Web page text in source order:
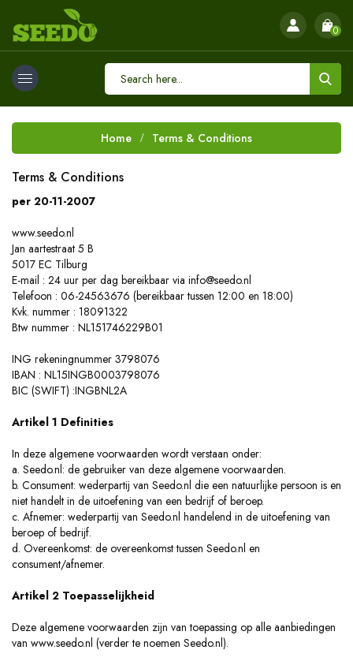
0
Home Terms & Conditions
Terms & Conditions
per 20-11-2007
www.seedo.nl
Jan aartestraat 5 B
5017 EC Tilburg
E-mail : 24 uur per dag bereikbaar via info@seedo.nl
Telefoon : 06-24563676 (bereikbaar tussen 12:00 en 18:00)
Kvk. nummer : 18091322
Btw nummer : NL151746229B01
ING rekeningnummer 3798076
IBAN : NL15INGB0003798076
BIC (SWIFT) :INGBNL2A
Artikel 1 Definities
In deze algemene voorwaarden wordt verstaan onder:
a. Seedo.nl: de gebruiker van deze algemene voorwaarden.
b. Consument: wederpartij van Seedo.nl die een natuurlijke persoon is en
niet handelt in de uitoefening van een bedrijf of beroep.
c. Afnemer: wederpartij van Seedo.nl handelend in de uitoefening van
beroep of bedrijf.
d. Overeenkomst: de overeenkomst tussen Seedo.nl en
consument/afnemer.
Artikel 2 Toepasselijkheid
Deze algemene voorwaarden zijn van toepassing op alle aanbiedingen
van www.seedo.nl (verder te noemen Seedo.nl).